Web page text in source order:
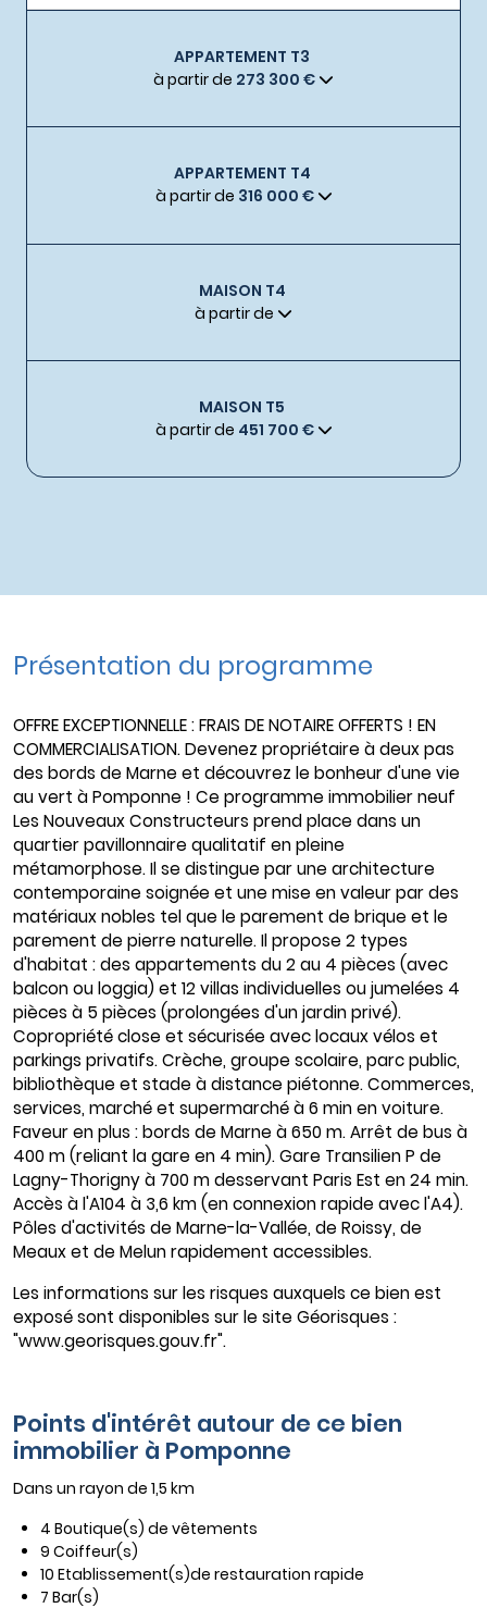
APPARTEMENT T3
à partir de 273 300 €
APPARTEMENT T4
à partir de 316 000 €
MAISON T4
à partir de
MAISON T5
à partir de 451 700 €
Présentation du programme
OFFRE EXCEPTIONNELLE : FRAIS DE NOTAIRE OFFERTS ! EN
COMMERCIALISATION. Devenez propriétaire à deux pas
des bords de Marne et découvrez le bonheur d'une vie
au vert à Pomponne ! Ce programme immobilier neuf
Les Nouveaux Constructeurs prend place dans un
quartier pavillonnaire qualitatif en pleine
métamorphose. Il se distingue par une architecture
contemporaine soignée et une mise en valeur par des
matériaux nobles tel que le parement de brique et le
parement de pierre naturelle. Il propose 2 types
d'habitat : des appartements du 2 au 4 pièces (avec
balcon ou loggia) et 12 villas individuelles ou jumelées 4
pièces à 5 pièces (prolongées d'un jardin privé).
Copropriété close et sécurisée avec locaux vélos et
parkings privatifs. Crèche, groupe scolaire, parc public,
bibliothèque et stade à distance piétonne. Commerces,
services, marché et supermarché à 6 min en voiture.
Faveur en plus : bords de Marne à 650 m. Arrêt de bus à
400 m (reliant la gare en 4 min). Gare Transilien P de
Lagny-Thorigny à 700 m desservant Paris Est en 24 min.
Accès à l'A104 à 3,6 km (en connexion rapide avec l'A4).
Pôles d'activités de Marne-la-Vallée, de Roissy, de
Meaux et de Melun rapidement accessibles.
Les informations sur les risques auxquels ce bien est
exposé sont disponibles sur le site Géorisques :
"www.georisques.gouv.fr".
Points d'intérêt autour de ce bien
immobilier à Pomponne
Dans un rayon de 1,5 km
4 Boutique(s) de vêtements
9 Coiffeur(s)
10 Etablissement(s)de restauration rapide
7 Bar(s)